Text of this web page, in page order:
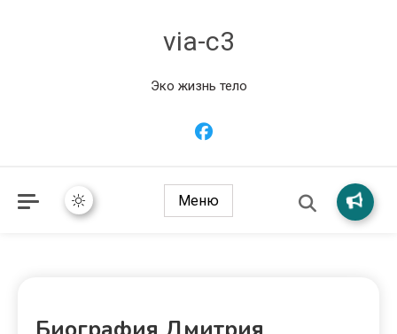
via-c3
Эко жизнь тело
Меню